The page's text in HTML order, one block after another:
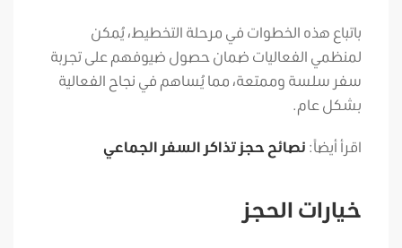
باتباع هذه الخطوات في مرحلة التخطيط، يُمكن
لمنظمي الفعاليات ضمان حصول ضيوفهم على تجربة
سفر سلسة وممتعة، مما يُساهم في نجاح الفعالية
بشكل عام.
اقرأ أيضاً: نصائح حجز تذاكر السفر الجماعي
خيارات الحجز